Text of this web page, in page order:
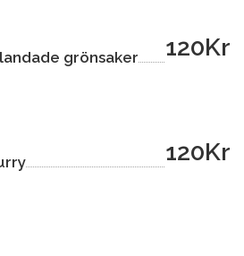
grönsaker 120Kr
120Kr